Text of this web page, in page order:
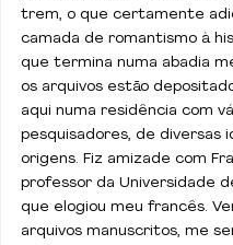
trem, o que certamente
camada de romantismo à
que termina numa abadia
os arquivos estão
aqui numa residência com
pesquisadores, de diversas
origens. Fiz amizade com
professor da Universidade
que elogiou meu francês.
arquivos manuscritos, me